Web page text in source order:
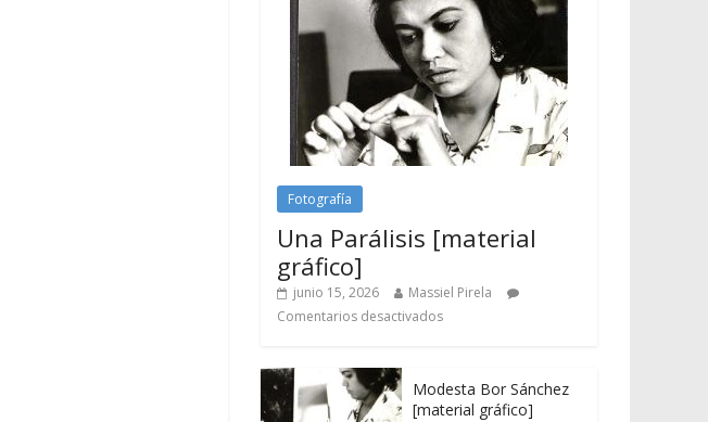
Fotografía
Una Parálisis [material
gráfico]
junio 15, 2026
Massiel Pirela
Comentarios desactivados
Modesta Bor Sánchez
[material gráfico]